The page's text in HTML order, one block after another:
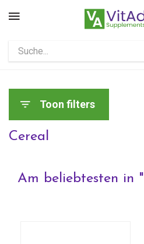
Toon filters
Cereal
Am beliebtesten in "